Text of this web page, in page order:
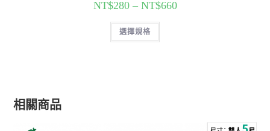
NT$280– NT$660
選擇規格
相關商品